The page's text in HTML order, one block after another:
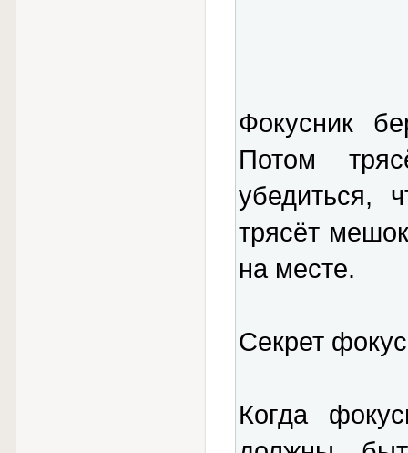
Фокусник
Потом
убедиться,
трясёт
на месте.
Секрет
Когда